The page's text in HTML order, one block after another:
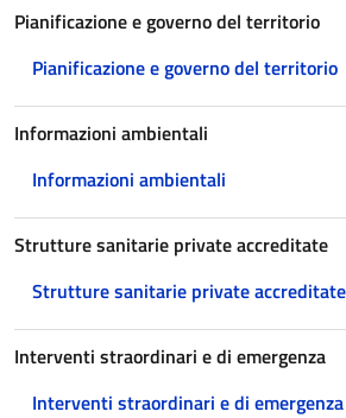
Pianificazione e governo del territorio
Pianificazione e governo del territorio
Informazioni ambientali
Informazioni ambientali
Strutture sanitarie private accreditate
Strutture sanitarie private accreditate
Interventi straordinari e di emergenza
Interventi straordinari e di emergenza